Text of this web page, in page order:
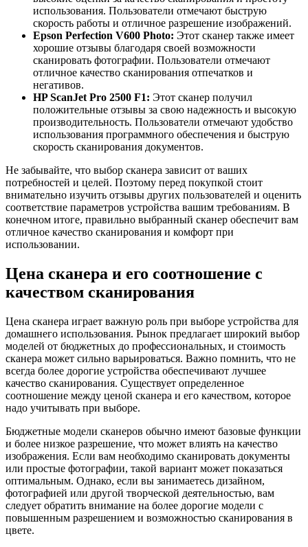
использования. Пользователи отмечают быструю
скорость работы и отличное разрешение изображений.
Epson Perfection V600 Photo: Этот сканер также имеет
хорошие отзывы благодаря своей возможности
сканировать фотографии. Пользователи отмечают
отличное качество сканирования отпечатков и
негативов.
HP ScanJet Pro 2500 F1: Этот сканер получил
положительные отзывы за свою надежность и высокую
производительность. Пользователи отмечают удобство
использования программного обеспечения и быструю
скорость сканирования документов.
Не забывайте, что выбор сканера зависит от ваших
потребностей и целей. Поэтому перед покупкой стоит
внимательно изучить отзывы других пользователей и оценить
соответствие параметров устройства вашим требованиям. В
конечном итоге, правильно выбранный сканер обеспечит вам
отличное качество сканирования и комфорт при
использовании.
Цена сканера и его соотношение с
качеством сканирования
Цена сканера играет важную роль при выборе устройства для
домашнего использования. Рынок предлагает широкий выбор
моделей от бюджетных до профессиональных, и стоимость
сканера может сильно варьироваться. Важно помнить, что не
всегда более дорогие устройства обеспечивают лучшее
качество сканирования. Существует определенное
соотношение между ценой сканера и его качеством, которое
надо учитывать при выборе.
Бюджетные модели сканеров обычно имеют базовые функции
и более низкое разрешение, что может влиять на качество
изображения. Если вам необходимо сканировать документы
или простые фотографии, такой вариант может показаться
оптимальным. Однако, если вы занимаетесь дизайном,
фотографией или другой творческой деятельностью, вам
следует обратить внимание на более дорогие модели с
повышенным разрешением и возможностью сканирования в
цвете.